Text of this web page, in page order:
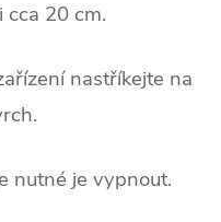
cca 20 cm.
nastříkejte na
nutné je vypnout.